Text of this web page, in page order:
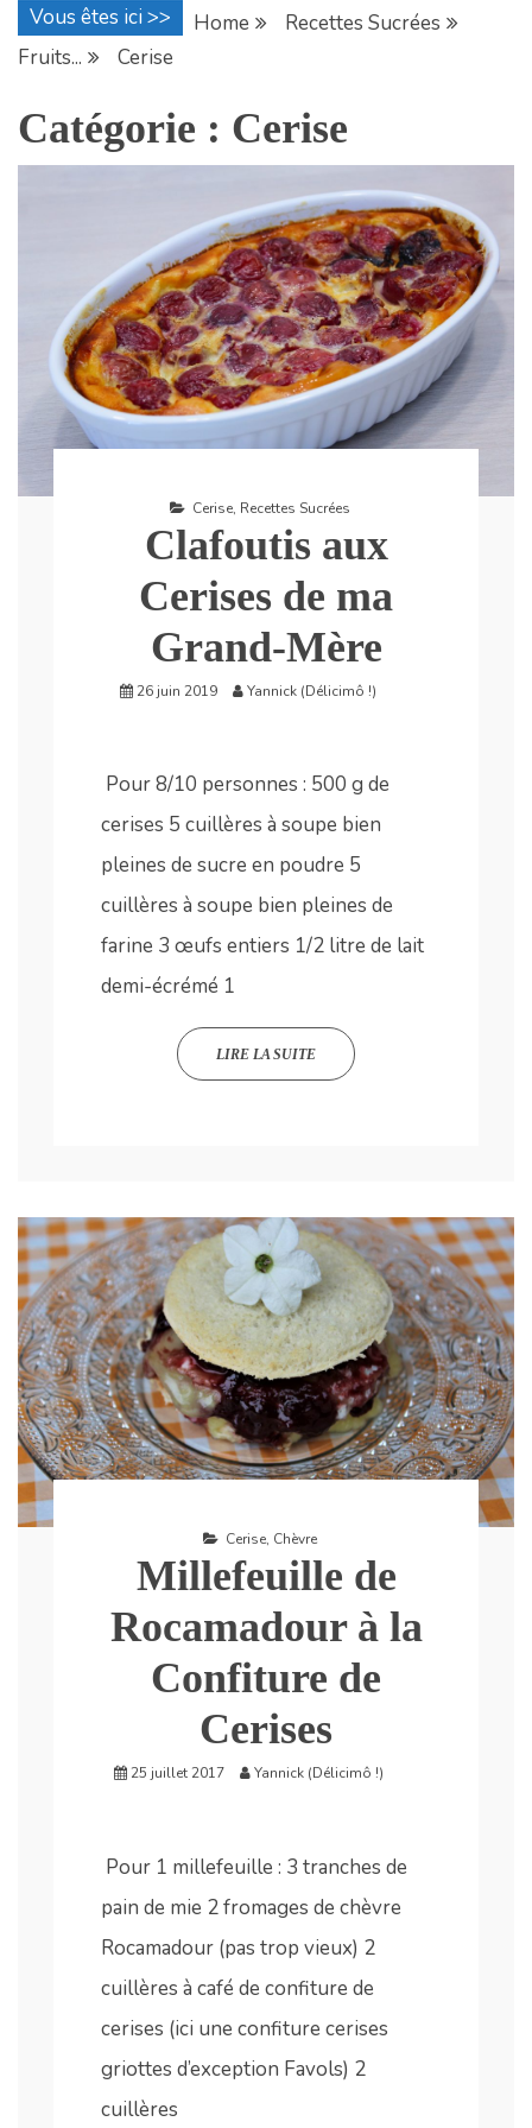
Vous êtes ici >> Home
Recettes Sucrées
Fruits...
Cerise
Catégorie : Cerise
Cerise, Recettes Sucrées
Clafoutis aux
Cerises de ma
Grand-Mère
26 juin 2019 Yannick (Délicimô !)
Pour 8/10 personnes : 500 g de
cerises 5 cuillères à soupe bien
pleines de sucre en poudre 5
cuillères à soupe bien pleines de
farine 3 œufs entiers 1/2 litre de lait
demi-écrémé 1
LIRE LA SUITE
Cerise, Chèvre
Millefeuille de
Rocamadour à la
Confiture de
Cerises
25 juillet 2017 Yannick (Délicimô !)
Pour 1 millefeuille : 3 tranches de
pain de mie 2 fromages de chèvre
Rocamadour (pas trop vieux) 2
cuillères à café de confiture de
cerises (ici une confiture cerises
griottes d’exception Favols) 2
cuillères